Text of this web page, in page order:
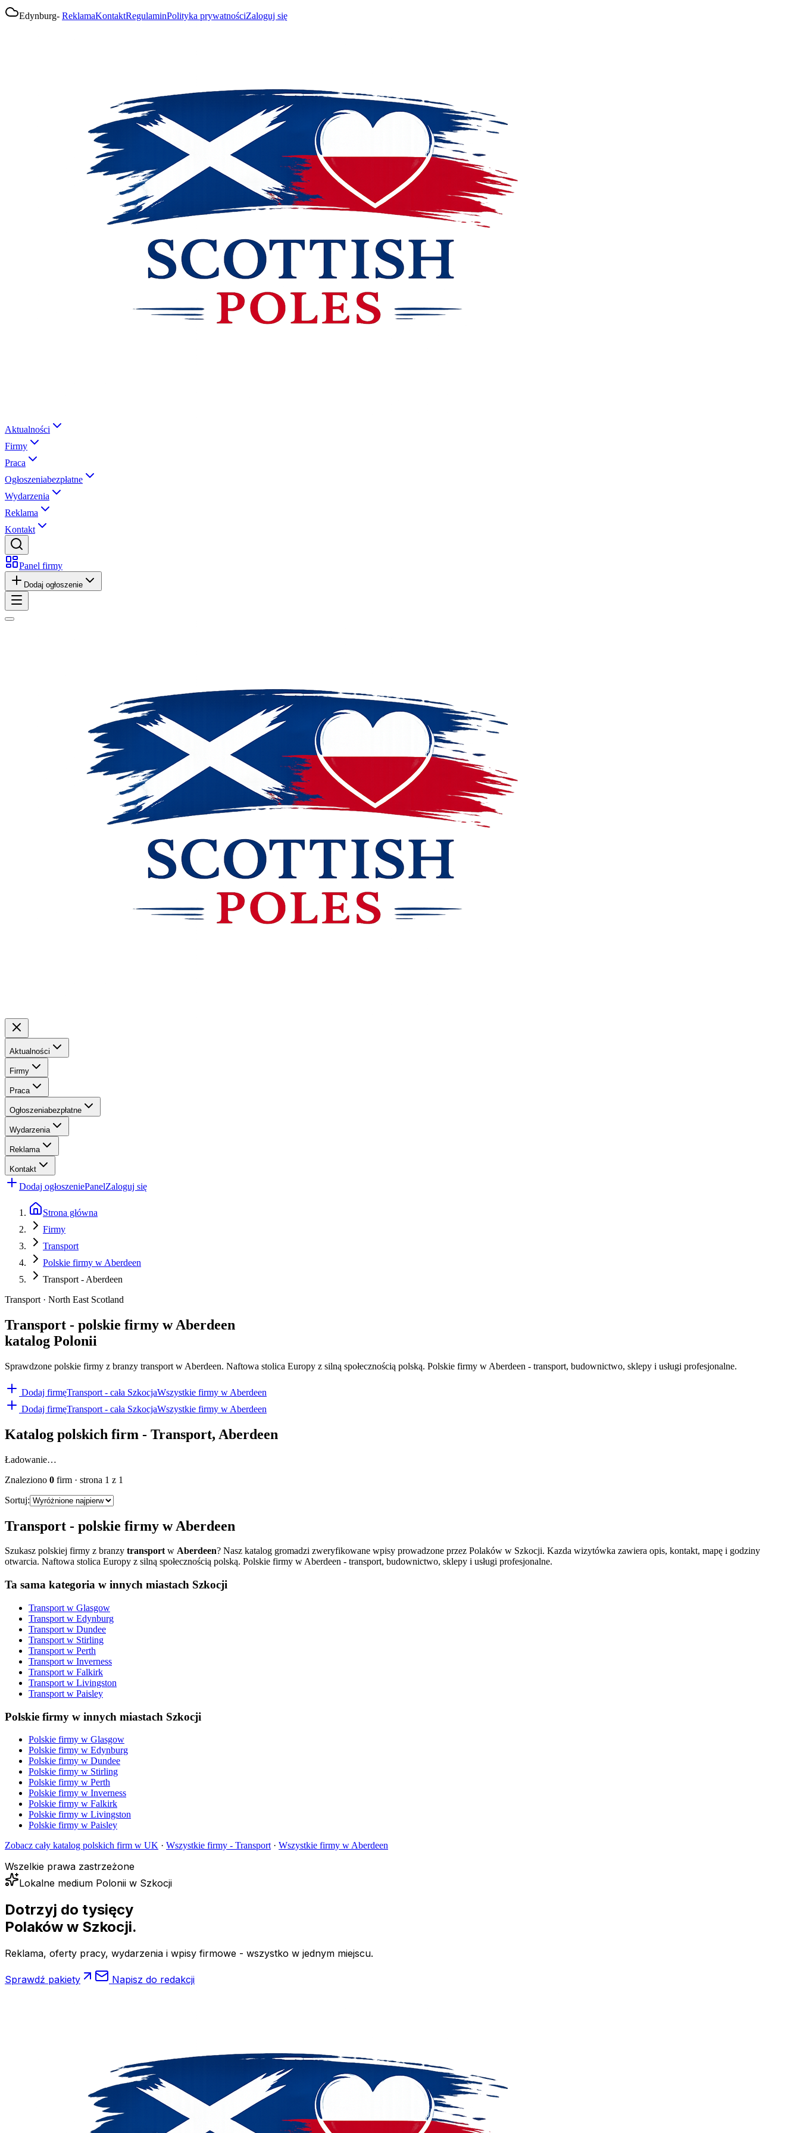
Edynburg- ReklamaKontaktRegulaminPolityka prywatnościZaloguj się
Aktualności
Firmy
Praca
Ogłoszeniabezpłatne
Wydarzenia
Reklama
Kontakt
Panel firmy
Dodaj ogłoszenie
Aktualności
Firmy
Praca
Ogłoszeniabezpłatne
Wydarzenia
Reklama
Kontakt
Dodaj ogłoszeniePanelZaloguj się
Strona główna
Firmy
Transport
Polskie firmy w Aberdeen
Transport - Aberdeen
Transport · North East Scotland
Transport - polskie firmy w Aberdeen
katalog Polonii
Sprawdzone polskie firmy z branzy transport w Aberdeen. Naftowa stolica Europy z silną społecznością polską. Polskie firmy w Aberdeen - transport, budownictwo, sklepy i usługi profesjonalne.
Dodaj firmęTransport - cała SzkocjaWszystkie firmy w Aberdeen
Dodaj firmęTransport - cała SzkocjaWszystkie firmy w Aberdeen
Katalog polskich firm - Transport, Aberdeen
Ładowanie…
Znaleziono 0 firm · strona 1 z 1
Sortuj:
Transport - polskie firmy wAberdeen
Szukasz polskiej firmy z branzy transportw Aberdeen? Nasz katalog gromadzi zweryfikowane wpisy prowadzone przez Polaków w Szkocji. Kazda wizytówka zawiera opis, kontakt, mapę i godziny
otwarcia. Naftowa stolica Europy z silną społecznością polską. Polskie firmy w Aberdeen - transport, budownictwo, sklepy i usługi profesjonalne.
Ta sama kategoria w innych miastach Szkocji
Transport w Glasgow
Transport w Edynburg
Transport w Dundee
Transport w Stirling
Transport w Perth
Transport w Inverness
Transport w Falkirk
Transport w Livingston
Transport w Paisley
Polskie firmy w innych miastach Szkocji
Polskie firmy w Glasgow
Polskie firmy w Edynburg
Polskie firmy w Dundee
Polskie firmy w Stirling
Polskie firmy w Perth
Polskie firmy w Inverness
Polskie firmy w Falkirk
Polskie firmy w Livingston
Polskie firmy w Paisley
Zobacz cały katalog polskich firm w UK · Wszystkie firmy - Transport · Wszystkie firmy w Aberdeen
Wszelkie prawa zastrzeżone
Lokalne medium Polonii w Szkocji
Dotrzyj do tysięcy
Polaków w Szkocji.
Reklama, oferty pracy, wydarzenia i wpisy firmowe - wszystko w jednym miejscu.
Sprawdź pakiety Napisz do redakcji